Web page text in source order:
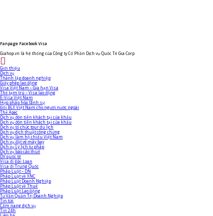
Fanpage Facebook Visa
Giahop.vn là hệ thống của Công ty Cổ Phần Dịch vụ Quốc Tế Gia Corp
Giới thiệu
Dịch vụ
Thành lập doanh nghiệp
Giấy phép lao động
Visa Việt Nam – Gia hạn Visa
Thẻ tạm trú – Visa lao động
E-Visa Việt Nam
Hợp pháp hóa lãnh sự
Đổi BLX Việt Nam cho người nước ngoài
Thẻ Apec
Dịch vụ đón tiễn khách tại cửa khẩu
Dịch vụ đón tiễn khách tại cửa khẩu
Dịch vụ tổ chức tour du lịch
Dịch vụ dịch thuật công chứng
Dịch vụ làm hộ chiếu Việt Nam
Dịch vụ đặt vé máy bay
Dịch vụ Lý lịch tư pháp
Dịch vụ báo cáo thuế
DV quốc tế
Visa đi Đài Loan
Visa đi Trung Quốc
Pháp Luật – DN
Pháp Luật về XNC
Pháp Luật Doanh Nghiệp
Pháp Luật về Thuế
Pháp Luật Lao Động
Tư Vấn Quản Trị Doanh Nghiệp
Tin tức
Cẩm nang dịch vụ
Tin 24h